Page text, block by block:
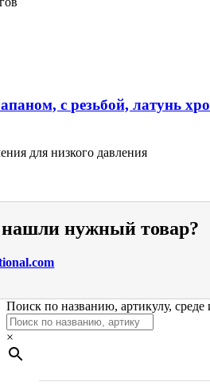
с резьбой, латунь
для низкого давления
нужный товар?
Поиск по названию, артикулу, среде
×